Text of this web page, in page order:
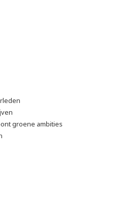
groene ambities